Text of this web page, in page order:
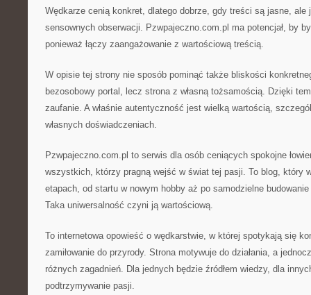
Wędkarze cenią konkret, dlatego dobrze, gdy treści są jasne, ale
sensownych obserwacji. Pzwpajeczno.com.pl ma potencjał, by
ponieważ łączy zaangażowanie z wartościową treścią.
W opisie tej strony nie sposób pominąć także bliskości
bezosobowy portal, lecz strona z własną tożsamością. Dzięki
zaufanie. A właśnie autentyczność jest wielką wartością,
własnych doświadczeniach.
Pzwpajeczno.com.pl to serwis dla osób ceniących spokojne
wszystkich, którzy pragną wejść w świat tej pasji. To blog, który
etapach, od startu w nowym hobby aż po samodzielne budowanie
Taka uniwersalność czyni ją wartościową.
To internetowa opowieść o wędkarstwie, w której spotykają się
zamiłowanie do przyrody. Strona motywuje do działania, a
różnych zagadnień. Dla jednych będzie źródłem wiedzy, dla
podtrzymywanie pasji.